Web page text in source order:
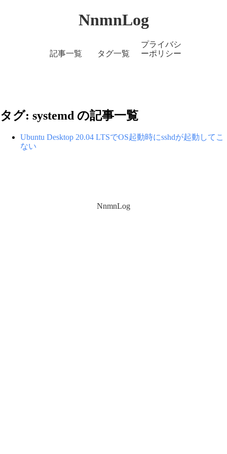
NnmnLog
記事一覧 タグ一覧
プライバシ
ーポリシー
タグ: systemd の記事一覧
Ubuntu Desktop 20.04 LTSでOS起動時にsshdが起動してこ
ない
NnmnLog